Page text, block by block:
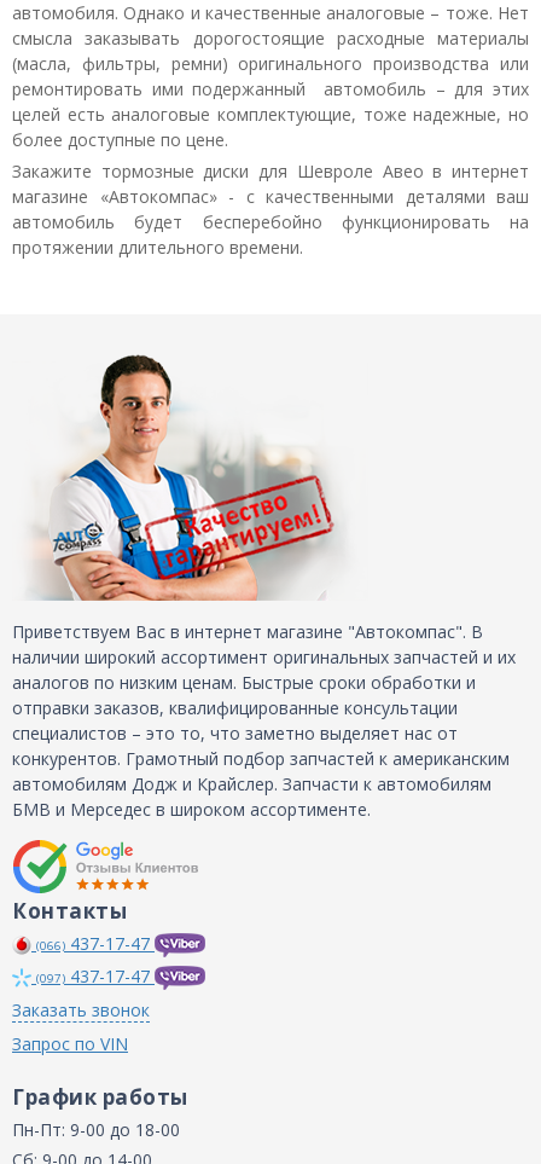
автомобиля. Однако и качественные аналоговые – тоже. Нет
смысла заказывать дорогостоящие расходные материалы
(масла, фильтры, ремни) оригинального производства или
ремонтировать ими подержанный автомобиль – для этих
целей есть аналоговые комплектующие, тоже надежные, но
более доступные по цене.
Закажите тормозные диски для Шевроле Авео в интернет
магазине «Автокомпас» - с качественными деталями ваш
автомобиль будет бесперебойно функционировать на
протяжении длительного времени.
Приветствуем Вас в интернет магазине "Автокомпас". В
наличии широкий ассортимент оригинальных запчастей и их
аналогов по низким ценам. Быстрые сроки обработки и
отправки заказов, квалифицированные консультации
специалистов – это то, что заметно выделяет нас от
конкурентов. Грамотный подбор запчастей к американским
автомобилям Додж и Крайслер. Запчасти к автомобилям
БМВ и Мерседес в широком ассортименте.
Контакты
(066) 437-17-47
(097) 437-17-47
Заказать звонок
Запрос по VIN
График работы
Пн-Пт: 9-00 до 18-00